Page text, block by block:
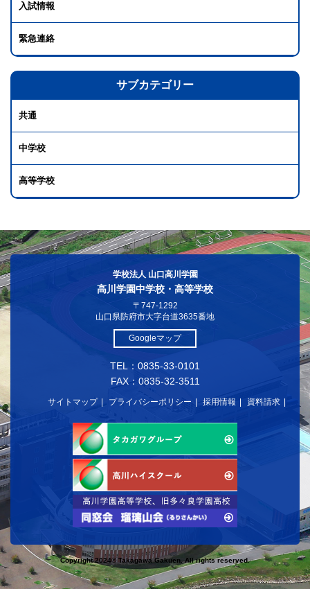
入試情報
緊急連絡
サブカテゴリー
共通
中学校
高等学校
学校法人 山口高川学園
高川学園中学校・高等学校
〒747-1292
山口県防府市大字台道3635番地
Googleマップ
TEL：0835-33-0101
FAX：0835-32-3511
サイトマップ プライバシーポリシー 採用情報 資料請求
Copyright 2024© Takagawa Gakuen. All rights reserved.